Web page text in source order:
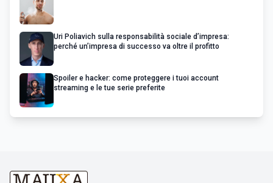
Uri Poliavich sulla responsabilità sociale d’impresa:
perché un’impresa di successo va oltre il profitto
Spoiler e hacker: come proteggere i tuoi account
streaming e le tue serie preferite